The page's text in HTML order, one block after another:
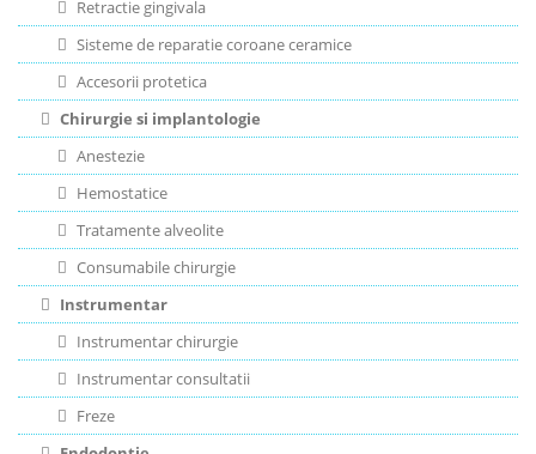
Retractie gingivala
Sisteme de reparatie coroane ceramice
Accesorii protetica
Chirurgie si implantologie
Anestezie
Hemostatice
Tratamente alveolite
Consumabile chirurgie
Instrumentar
Instrumentar chirurgie
Instrumentar consultatii
Freze